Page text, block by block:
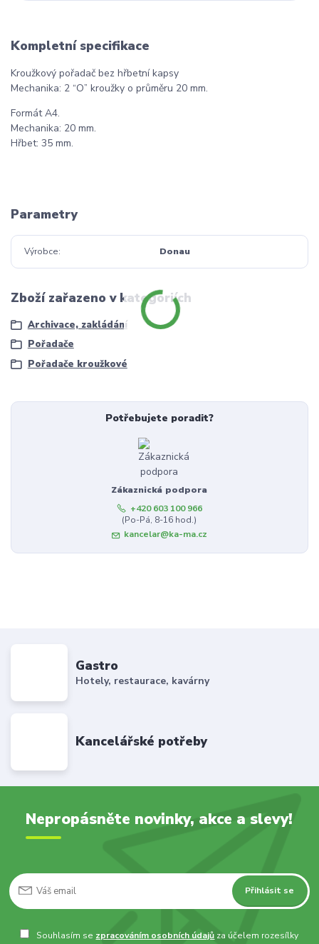
Kompletní specifikace
Kroužkový pořadač bez hřbetní kapsy
Mechanika: 2 “O” kroužky o průměru 20 mm.
Formát A4.
Mechanika: 20 mm.
Hřbet: 35 mm.
Parametry
Výrobce Donau
Zboží zařazeno v kategoriích
Archivace, zakládání
Pořadače
Pořadače kroužkové
Potřebujete poradit?
Zákaznická podpora
+420 603 100 966
(Po-Pá, 8-16 hod.)
kancelar@ka-ma.cz
Gastro
Hotely, restaurace, kavárny
Kancelářské potřeby
Nepropásněte novinky, akce a slevy!
Přihlásit se
Souhlasím se zpracováním osobních údajů za účelem rozesílky